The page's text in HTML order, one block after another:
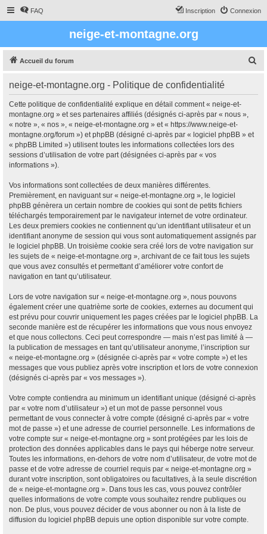
FAQ Connexion
Inscription
neige-et-montagne.org
Accueil du forum
neige-et-montagne.org - Politique de confidentialité
Cette politique de confidentialité explique en détail comment « neige-et-
montagne.org » et ses partenaires affiliés (désignés ci-après par « nous »,
« notre », « nos », « neige-et-montagne.org » et « https://www.neige-et-
montagne.org/forum ») et phpBB (désigné ci-après par « logiciel phpBB » et
« phpBB Limited ») utilisent toutes les informations collectées lors des
sessions d’utilisation de votre part (désignées ci-après par « vos
informations »).
Vos informations sont collectées de deux manières différentes.
Premièrement, en naviguant sur « neige-et-montagne.org », le logiciel
phpBB génèrera un certain nombre de cookies qui sont de petits fichiers
téléchargés temporairement par le navigateur internet de votre ordinateur.
Les deux premiers cookies ne contiennent qu’un identifiant utilisateur et un
identifiant anonyme de session qui vous sont automatiquement assignés par
le logiciel phpBB. Un troisième cookie sera créé lors de votre navigation sur
les sujets de « neige-et-montagne.org », archivant de ce fait tous les sujets
que vous avez consultés et permettant d’améliorer votre confort de
navigation en tant qu’utilisateur.
Lors de votre navigation sur « neige-et-montagne.org », nous pouvons
également créer une quatrième sorte de cookies, externes au document qui
est prévu pour couvrir uniquement les pages créées par le logiciel phpBB. La
seconde manière est de récupérer les informations que vous nous envoyez
et que nous collectons. Ceci peut correspondre — mais n’est pas limité à —
la publication de messages en tant qu’utilisateur anonyme, l’inscription sur
« neige-et-montagne.org » (désignée ci-après par « votre compte ») et les
messages que vous publiez après votre inscription et lors de votre connexion
(désignés ci-après par « vos messages »).
Votre compte contiendra au minimum un identifiant unique (désigné ci-après
par « votre nom d’utilisateur ») et un mot de passe personnel vous
permettant de vous connecter à votre compte (désigné ci-après par « votre
mot de passe ») et une adresse de courriel personnelle. Les informations de
votre compte sur « neige-et-montagne.org » sont protégées par les lois de
protection des données applicables dans le pays qui héberge notre serveur.
Toutes les informations, en-dehors de votre nom d’utilisateur, de votre mot de
passe et de votre adresse de courriel requis par « neige-et-montagne.org »
durant votre inscription, sont obligatoires ou facultatives, à la seule discrétion
de « neige-et-montagne.org ». Dans tous les cas, vous pouvez contrôler
quelles informations de votre compte vous souhaitez rendre publiques ou
non. De plus, vous pouvez décider de vous abonner ou non à la liste de
diffusion du logiciel phpBB depuis une option disponible sur votre compte.